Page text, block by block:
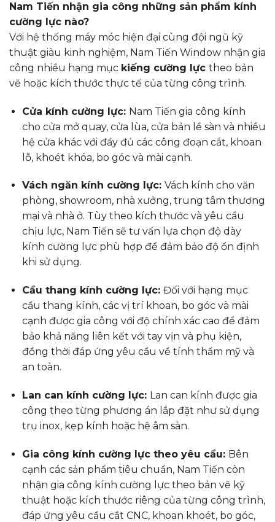
Nam Tiến nhận gia công những sản phẩm kính
cường lực nào?
Với hệ thống máy móc hiện đại cùng đội ngũ kỹ
thuật giàu kinh nghiệm, Nam Tiến Window nhận gia
công nhiều hạng mục kiếng cường lực theo bản
vẽ hoặc kích thước thực tế của từng công trình.
Cửa kính cường lực: Nam Tiến gia công kính
cho cửa mở quay, cửa lùa, cửa bản lề sàn và nhiều
hệ cửa khác với đầy đủ các công đoạn cắt, khoan
lỗ, khoét khóa, bo góc và mài cạnh.
Vách ngăn kính cường lực: Vách kính cho văn
phòng, showroom, nhà xưởng, trung tâm thương
mại và nhà ở. Tùy theo kích thước và yêu cầu
chịu lực, Nam Tiến sẽ tư vấn lựa chọn độ dày
kính cường lực phù hợp để đảm bảo độ ổn định
khi sử dụng.
Cầu thang kính cường lực: Đối với hạng mục
cầu thang kính, các vị trí khoan, bo góc và mài
cạnh được gia công với độ chính xác cao để đảm
bảo khả năng liên kết với tay vịn và phụ kiện,
đồng thời đáp ứng yêu cầu về tính thẩm mỹ và
an toàn.
Lan can kính cường lực: Lan can kính được gia
công theo từng phương án lắp đặt như sử dụng
trụ inox, kẹp kính hoặc hệ âm sàn.
Gia công kính cường lực theo yêu cầu: Bên
cạnh các sản phẩm tiêu chuẩn, Nam Tiến còn
nhận gia công kính cường lực theo bản vẽ kỹ
thuật hoặc kích thước riêng của từng công trình,
đáp ứng yêu cầu cắt CNC, khoan khoét, bo góc,